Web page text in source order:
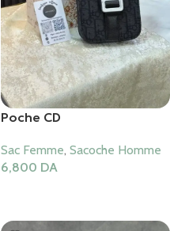
Poche CD
Sac Femme, Sacoche Homme
6,800 DA